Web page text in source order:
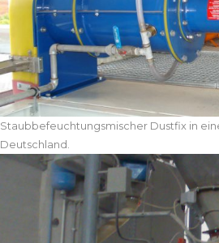
Staubbefeuchtungsmischer Dustfix in
Deutschland.